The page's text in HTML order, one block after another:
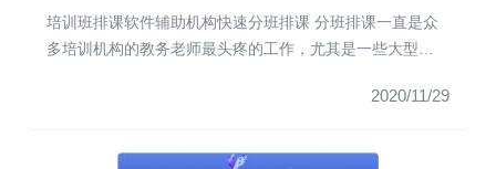
培训班排课软件辅助机构快速分班排课 分班排课一直是众
多培训机构的教务老师最头疼的工作，尤其是一些大型培
2020/11/29